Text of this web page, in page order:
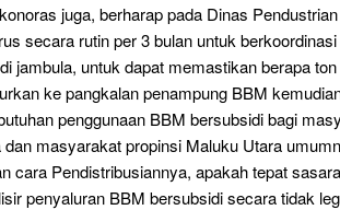
juga, berharap pada Dinas
secara rutin per 3 bulan untuk
jambula, untuk dapat memastikan berapa
ke pangkalan penampung BBM
penggunaan BBM bersubsidi bagi
masyarakat propinsi Maluku Utara
cara Pendistribusiannya, apakah tepat
penyaluran BBM bersubsidi secara tidak